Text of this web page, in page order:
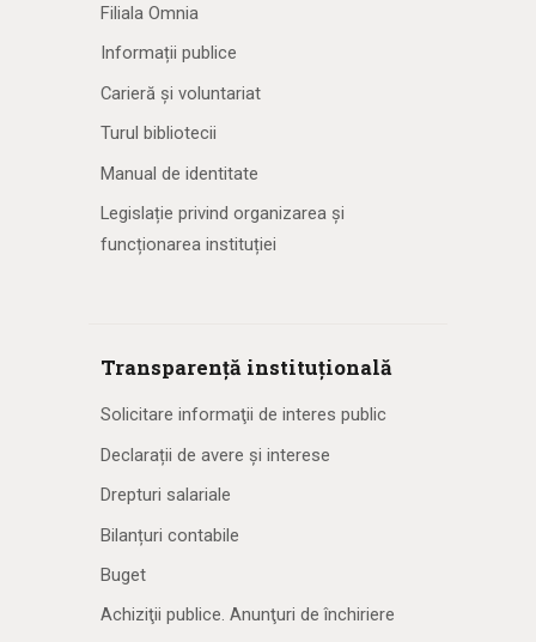
Filiala Omnia
Informații publice
Carieră și voluntariat
Turul bibliotecii
Manual de identitate
Legislație privind organizarea și
funcționarea instituției
Transparență instituțională
Solicitare informaţii de interes public
Declarații de avere și interese
Drepturi salariale
Bilanțuri contabile
Buget
Achiziţii publice. Anunţuri de închiriere